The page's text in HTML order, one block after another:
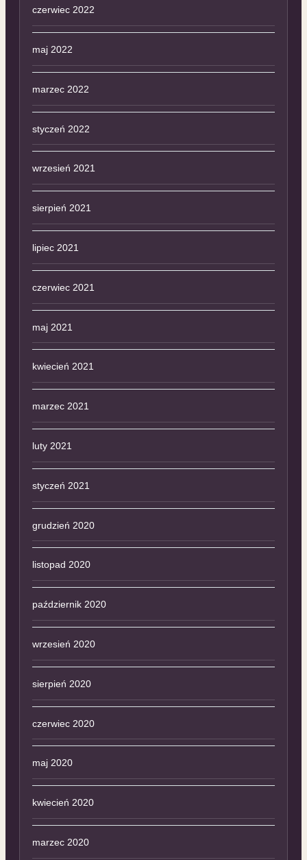
czerwiec 2022
maj 2022
marzec 2022
styczeń 2022
wrzesień 2021
sierpień 2021
lipiec 2021
czerwiec 2021
maj 2021
kwiecień 2021
marzec 2021
luty 2021
styczeń 2021
grudzień 2020
listopad 2020
październik 2020
wrzesień 2020
sierpień 2020
czerwiec 2020
maj 2020
kwiecień 2020
marzec 2020